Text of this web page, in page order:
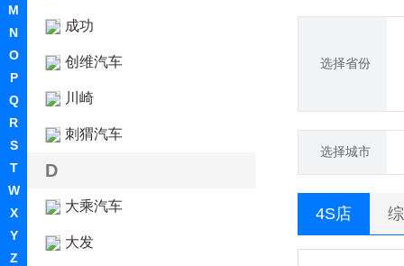
M
N
O
P
Q
R
S
T
W
X
Y
Z
成功
创维汽车
川崎
刺猬汽车
D
大乘汽车
大发
选择省份
选择城市
4S店